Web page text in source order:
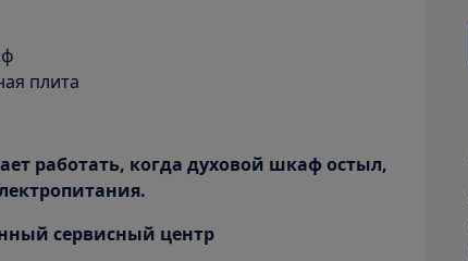
плита
работать, когда духовой шкаф остыл,
сервисный центр